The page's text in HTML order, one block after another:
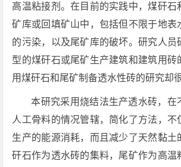
高温粘接剂。在目前的实践中，煤矸石
矿库或回填矿山中，包括但不限于地表
的污染，以及尾矿库的破坏。研究人员
型的煤矸石或尾矿生产建筑和建筑用砖
用煤矸石和尾矿制备透水性砖的研究却
本研究采用烧结法生产透水砖，在
人工骨料的情况管辖，简化了方法，不
生产的能源消耗，而且减少了天然黏土
矸石作为透水砖的集料，尾矿作为高温